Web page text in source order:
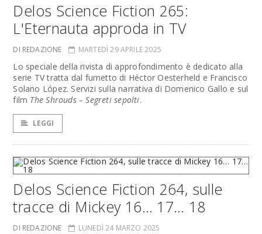
Delos Science Fiction 265:
L'Eternauta approda in TV
DI REDAZIONE MARTEDÌ 29 APRILE 2025
Lo speciale della rivista di approfondimento è dedicato alla
serie TV tratta dal fumetto di Héctor Oesterheld e Francisco
Solano López. Servizi sulla narrativa di Domenico Gallo e sul
film The Shrouds – Segreti sepolti.
LEGGI
Delos Science Fiction 264, sulle
tracce di Mickey 16… 17… 18
DI REDAZIONE LUNEDÌ 24 MARZO 2025